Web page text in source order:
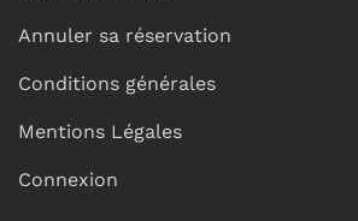
Annuler sa réservation
Conditions générales
Mentions Légales
Connexion